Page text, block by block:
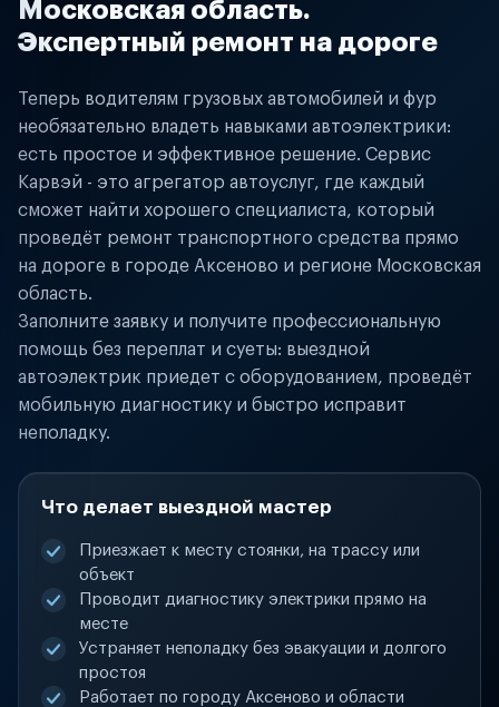
Московская область.
Экспертный ремонт на дороге
Теперь водителям грузовых автомобилей и фур
необязательно владеть навыками автоэлектрики:
есть простое и эффективное решение. Сервис
Карвэй - это агрегатор автоуслуг, где каждый
сможет найти хорошего специалиста, который
проведёт ремонт транспортного средства прямо
на дороге в городе Аксеново и регионе Московская
область.
Заполните заявку и получите профессиональную
помощь без переплат и суеты: выездной
автоэлектрик приедет с оборудованием, проведёт
мобильную диагностику и быстро исправит
неполадку.
Что делает выездной мастер
Приезжает к месту стоянки, на трассу или
объект
Проводит диагностику электрики прямо на
месте
Устраняет неполадку без эвакуации и долгого
простоя
Работает по городу Аксеново и области